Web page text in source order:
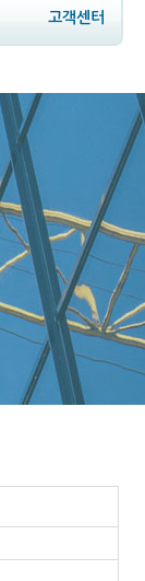
고객센터